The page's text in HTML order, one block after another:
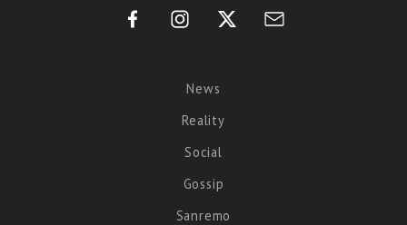
News
Reality
Social
Gossip
Sanremo